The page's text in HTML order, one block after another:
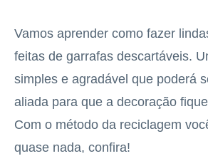
Vamos aprender como fazer
feitas de garrafas descartáveis.
simples e agradável que poderá
aliada para que a decoração
Com o método da reciclagem
quase nada, confira!